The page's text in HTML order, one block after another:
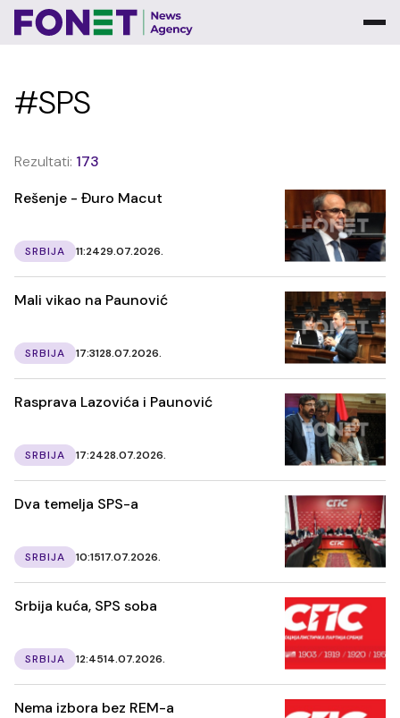
#SPS
Rezultati: 173
Rešenje - Đuro Macut
SRBIJA 11:2429.07.2026.
Mali vikao na Paunović
SRBIJA 17:3128.07.2026.
Rasprava Lazovića i Paunović
SRBIJA 17:2428.07.2026.
Dva temelja SPS-a
SRBIJA 10:1517.07.2026.
Srbija kuća, SPS soba
SRBIJA 12:4514.07.2026.
Nema izbora bez REM-a